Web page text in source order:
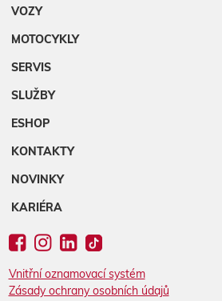
VOZY
MOTOCYKLY
SERVIS
SLUŽBY
ESHOP
KONTAKTY
NOVINKY
KARIÉRA
Vnitřní oznamovací systém
Zásady ochrany osobních údajů